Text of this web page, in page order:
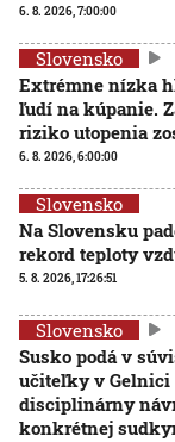
6. 8. 2026, 7:00:00
Slovensko
Extrémne nízka
ľudí na kúpanie.
riziko utopenia
6. 8. 2026, 6:00:00
Slovensko
Na Slovensku
rekord teploty
5. 8. 2026, 17:26:51
Slovensko
Susko podá v
učiteľky v Gelnici
disciplinárny
konkrétnej